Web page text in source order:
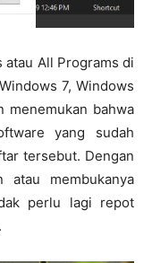
atau All Programs di
7, Windows
menemukan bahwa
yang sudah
tersebut. Dengan
atau membukanya
perlu lagi repot